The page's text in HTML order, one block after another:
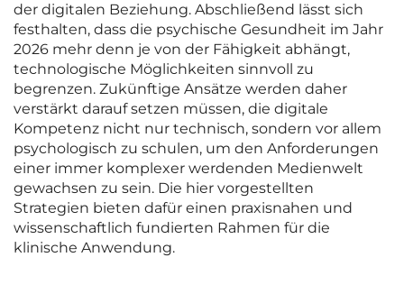
der digitalen Beziehung. Abschließend lässt sich
festhalten, dass die psychische Gesundheit im Jahr
2026 mehr denn je von der Fähigkeit abhängt,
technologische Möglichkeiten sinnvoll zu
begrenzen. Zukünftige Ansätze werden daher
verstärkt darauf setzen müssen, die digitale
Kompetenz nicht nur technisch, sondern vor allem
psychologisch zu schulen, um den Anforderungen
einer immer komplexer werdenden Medienwelt
gewachsen zu sein. Die hier vorgestellten
Strategien bieten dafür einen praxisnahen und
wissenschaftlich fundierten Rahmen für die
klinische Anwendung.